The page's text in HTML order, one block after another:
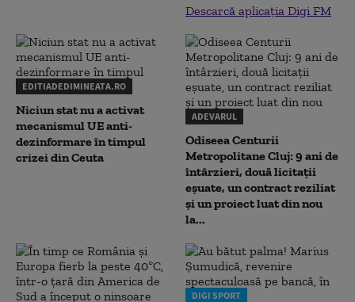
Descarcă aplicația Digi FM
EDITIADEDIMINEATA.RO
Niciun stat nu a activat
mecanismul UE anti-
dezinformare în timpul
crizei din Ceuta
ADEVARUL
Odiseea Centurii
Metropolitane Cluj: 9 ani de
întârzieri, două licitații
eșuate, un contract reziliat
și un proiect luat din nou
la...
DIGI SPORT